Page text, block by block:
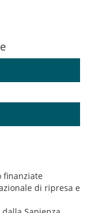
finanziate
di ripresa e